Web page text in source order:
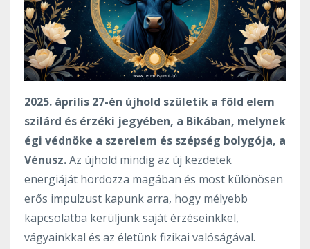
2025. április 27-én újhold születik a föld elem
szilárd és érzéki jegyében, a Bikában, melynek
égi védnöke a szerelem és szépség bolygója, a
Vénusz.Az újhold mindig az új kezdetek
energiáját hordozza magában és most különösen
erős impulzust kapunk arra, hogy mélyebb
kapcsolatba kerüljünk saját érzéseinkkel,
vágyainkkal és az életünk fizikai valóságával.